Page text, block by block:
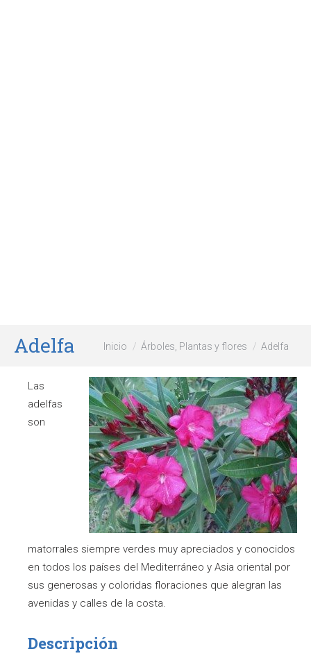
Adelfa Estás aquí:
Inicio Árboles, Plantas y flores Adelfa
Las
adelfas
son
matorrales siempre verdes muy apreciados y conocidos
en todos los países del Mediterráneo y Asia oriental por
sus generosas y coloridas floraciones que alegran las
avenidas y calles de la costa.
Descripción